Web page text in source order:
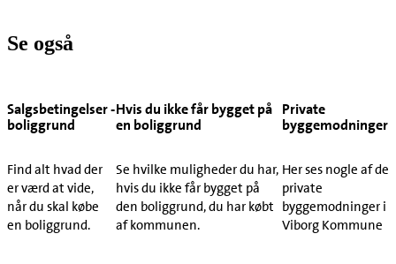
Se også
Salgsbetingelser -
boliggrund
Find alt hvad der
er værd at vide,
når du skal købe
en boliggrund.
Hvis du ikke får bygget på
en boliggrund
Se hvilke muligheder du har,
hvis du ikke får bygget på
den boliggrund, du har købt
af kommunen.
Private
byggemodninger
Her ses nogle af de
private
byggemodninger i
Viborg Kommune